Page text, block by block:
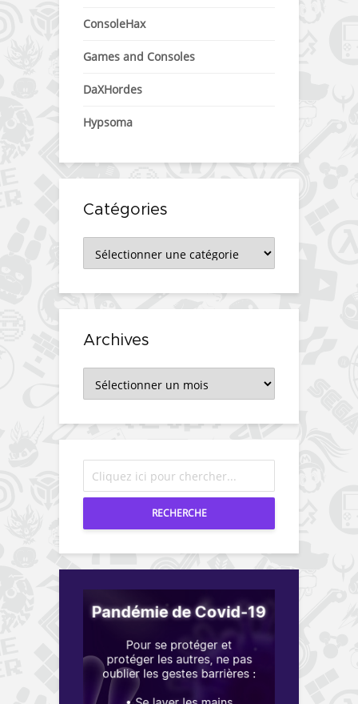
ConsoleHax
Games and Consoles
DaXHordes
Hypsoma
Catégories
Archives
RECHERCHE